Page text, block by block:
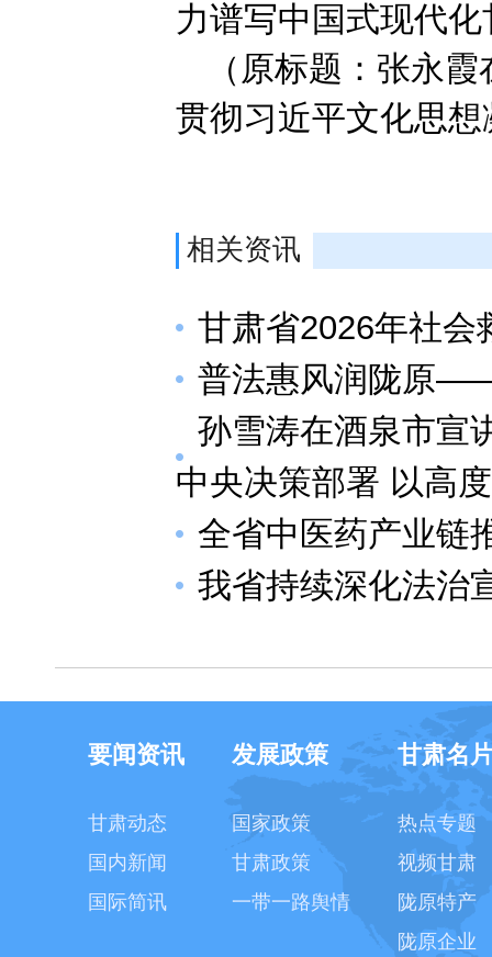
力谱写中国式现代
（原标题：张永
贯彻习近平文化思
相关资讯
甘肃省2026年社会
普法惠风润陇原
孙雪涛在酒泉市宣
中央决策部署 以高
全省中医药产业链
我省持续深化法治
要闻资讯
甘肃动态
国内新闻
国际简讯
发展政策
国家政策
甘肃政策
一带一路舆情
甘肃名
热点专题
视频甘肃
陇原特产
陇原企业